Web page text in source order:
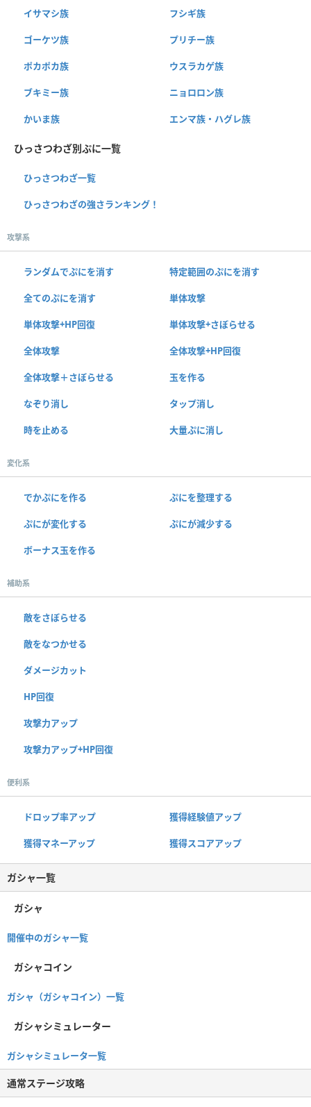
イサマシ族 フシギ族
ゴーケツ族 プリチー族
ポカポカ族 ウスラカゲ族
ブキミー族 ニョロロン族
かいま族 エンマ族・ハグレ族
ひっさつわざ別ぷに一覧
ひっさつわざ一覧
ひっさつわざの強さランキング！
攻撃系
ランダムでぷにを消す 特定範囲のぷにを消す
全てのぷにを消す 単体攻撃
単体攻撃+HP回復 単体攻撃+さぼらせる
全体攻撃 全体攻撃+HP回復
全体攻撃＋さぼらせる 玉を作る
なぞり消し タップ消し
時を止める 大量ぷに消し
変化系
でかぷにを作る ぷにを整理する
ぷにが変化する ぷにが減少する
ボーナス玉を作る
補助系
敵をさぼらせる
敵をなつかせる
ダメージカット
HP回復
攻撃力アップ
攻撃力アップ+HP回復
便利系
ドロップ率アップ 獲得経験値アップ
獲得マネーアップ 獲得スコアアップ
ガシャ一覧
ガシャ
開催中のガシャ一覧
ガシャコイン
ガシャ（ガシャコイン）一覧
ガシャシミュレーター
ガシャシミュレータ一覧
通常ステージ攻略